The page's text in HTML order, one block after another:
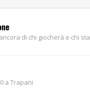
di chi giocherà e chi
a Trapani